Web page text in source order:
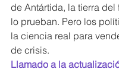
de Antártida, la tierra del
lo prueban. Pero los
la ciencia real para
de crisis.
Llamado a la